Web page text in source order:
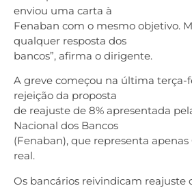
enviou uma carta à
Fenaban com o mesmo objetivo.
qualquer resposta dos
bancos”, afirma o dirigente.
A greve começou na última terça-
rejeição da proposta
de reajuste de 8% apresentada
Nacional dos Bancos
(Fenaban), que representa
real.
Os bancários reivindicam reajuste